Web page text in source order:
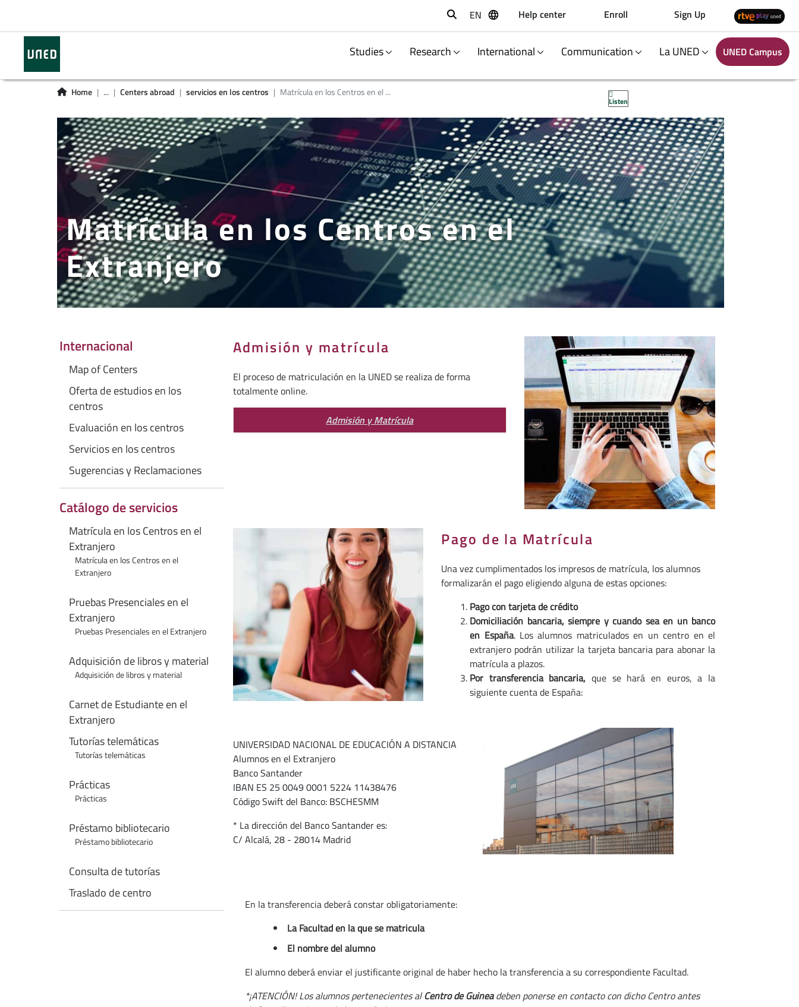
Buscar
EN Help center Enroll Sign Up
Studies Research International Communication La UNED UNED Campus
Home ... Centers abroad servicios en los centros Matrícula en los Centros en el ...
Listen
Matrícula en los Centros en el
Extranjero
Internacional
Map of Centers
Oferta de estudios en los
centros
Evaluación en los centros
Servicios en los centros
Sugerencias y Reclamaciones
Catálogo de servicios
Matrícula en los Centros en el
Extranjero
Matrícula en los Centros en el
Extranjero
Pruebas Presenciales en el
Extranjero
Pruebas Presenciales en el Extranjero
Adquisición de libros y material
Adquisición de libros y material
Carnet de Estudiante en el
Extranjero
Tutorías telemáticas
Tutorías telemáticas
Prácticas
Prácticas
Préstamo bibliotecario
Préstamo bibliotecario
Consulta de tutorías
Traslado de centro
Admisión y matrícula
El proceso de matriculación en la UNED se realiza de forma
totalmente online.
Admisión y Matrícula
Pago de la Matrícula
Una vez cumplimentados los impresos de matrícula, los alumnos
formalizarán el pago eligiendo alguna de estas opciones:
Pago con tarjeta de crédito
Domiciliación bancaria, siempre y cuando sea en un banco
en España. Los alumnos matriculados en un centro en el
extranjero podrán utilizar la tarjeta bancaria para abonar la
matrícula a plazos.
Por transferencia bancaria,que se hará en euros, a la
siguiente cuenta de España:
UNIVERSIDAD NACIONAL DE EDUCACIÓN A DISTANCIA
Alumnos en el Extranjero
Banco Santander
IBAN ES 25 0049 0001 5224 11438476
Código Swift del Banco: BSCHESMM
* La dirección del Banco Santander es:
C/ Alcalá, 28 - 28014 Madrid
En la transferencia deberá constar obligatoriamente:
La Facultad en la que se matricula
El nombre del alumno
El alumno deberá enviar el justificante original de haber hecho la transferencia a su correspondiente Facultad.
*¡ATENCIÓN! Los alumnos pertenecientes alCentro de Guineadeben ponerse en contacto con dicho Centro antes